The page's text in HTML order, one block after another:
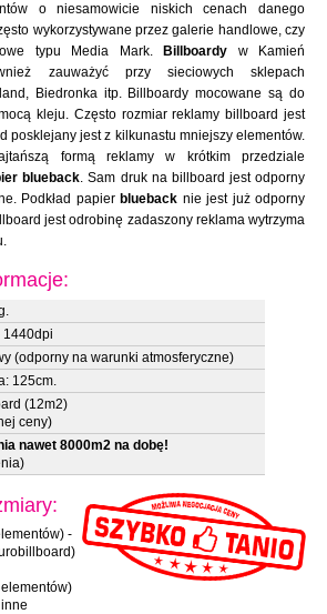
o niesamowicie niskich cenach danego
wykorzystywane przez galerie handlowe, czy
typu Media Mark.
Billboardy w Kamień
zauważyć przy sieciowych sklepach
Biedronka itp. Billboardy mocowane są do
kleju. Często rozmiar reklamy billboard jest
posklejany jest z kilkunastu mniejszy elementów.
formą reklamy w krótkim przedziale
blueback. Sam druk na billboard jest odporny
Podkład papier blueback nie jest już odporny
jest odrobinę zadaszony reklama wytrzyma
1440dpi
(odporny na warunki atmosferyczne)
125cm.
(12m2)
ceny)
nawet 8000m2 na dobę!
-